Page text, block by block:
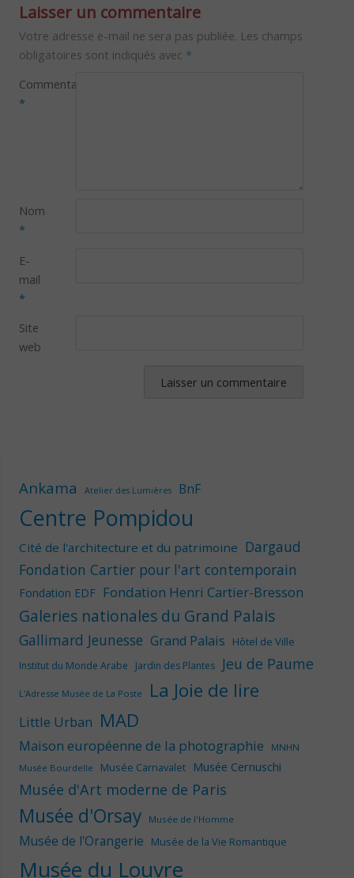
Laisser un commentaire
Votre adresse e-mail ne sera pas publiée. Les champs
obligatoires sont indiqués avec *
Commentaire
*
Nom
*
E-
mail
*
Site
web
Ankama Atelier des Lumières BnF
Centre Pompidou
Cité de l'architecture et du patrimoine Dargaud
Fondation Cartier pour l'art contemporain
Fondation EDF Fondation Henri Cartier-Bresson
Galeries nationales du Grand Palais
Gallimard Jeunesse Grand Palais Hôtel de Ville
Institut du Monde Arabe Jardin des Plantes Jeu de Paume
L'Adresse Musée de La Poste La Joie de lire
Little Urban MAD
Maison européenne de la photographie
MNHN
Musée Bourdelle
Musée Carnavalet Musée Cernuschi
Musée d'Art moderne de Paris
Musée d'Orsay Musée de l'Homme
Musée de l'Orangerie Musée de la Vie Romantique
Musée du Louvre